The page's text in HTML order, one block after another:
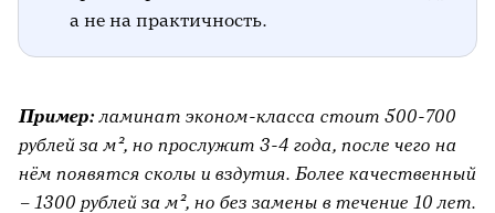
а не на практичность.
Пример:ламинат эконом-класса стоит 500-700
рублей за м², но прослужит 3-4 года, после чего на
нём появятся сколы и вздутия. Более качественный
– 1300 рублей за м², но без замены в течение 10 лет.